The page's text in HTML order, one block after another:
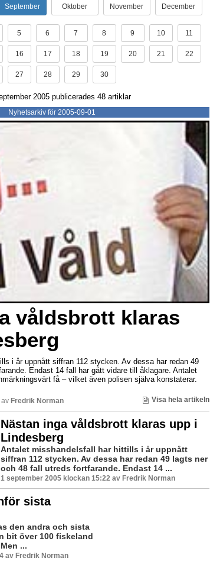
September Oktober November December
5 6 7 8 9 10 11
16 17 18 19 20 21 22
27 28 29 30
2005 publicerades 48 artiklar
Nyhetsarkiv för 2005-09-01
våldsbrott klaras
i år uppnått siffran 112 stycken. Av dessa har redan 49
Endast 14 fall har gått vidare till åklagare. Antalet
få – vilket även polisen själva konstaterar.
av Fredrik Norman Visa hela artikeln
Nästan inga våldsbrott klaras upp i
Lindesberg
Antalet misshandelsfall har hittills i år uppnått
siffran 112 stycken. Av dessa har redan 49 lagts ner
och 48 fall utreds fortfarande. Endast 14 ...
1 september 2005 klockan 15:22 av Fredrik Norman
sista
den andra och sista
bit över 100 fiskeland
...
av Fredrik Norman